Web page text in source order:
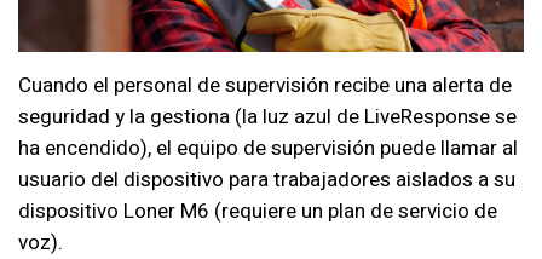
Cuando el personal de supervisión recibe una alerta de
seguridad y la gestiona (la luz azul de LiveResponse se
ha encendido), el equipo de supervisión puede llamar al
usuario del dispositivo para trabajadores aislados a su
dispositivo Loner M6 (requiere un plan de servicio de
voz).